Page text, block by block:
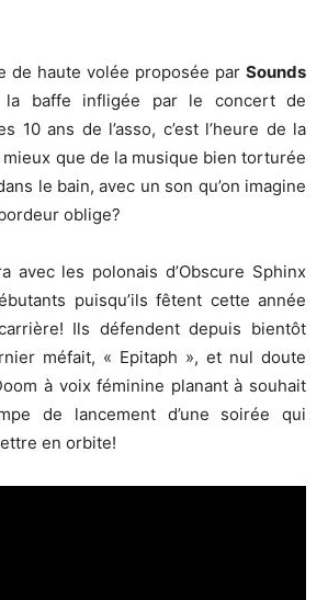
de haute volée proposée par Sounds
la baffe infligée par le concert de
10 ans de l’asso, c’est l’heure de la
que de la musique bien torturée
le bain, avec un son qu’on imagine
oblige?
avec les polonais d’Obscure Sphinx
puisqu’ils fêtent cette année
Ils défendent depuis bientôt
méfait, « Epitaph », et nul doute
à voix féminine planant à souhait
de lancement d’une soirée qui
en orbite!